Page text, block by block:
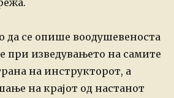
да се опише воодушевеноста
при изведувањето на самите
на инструкторот, а
на крајот од настанот